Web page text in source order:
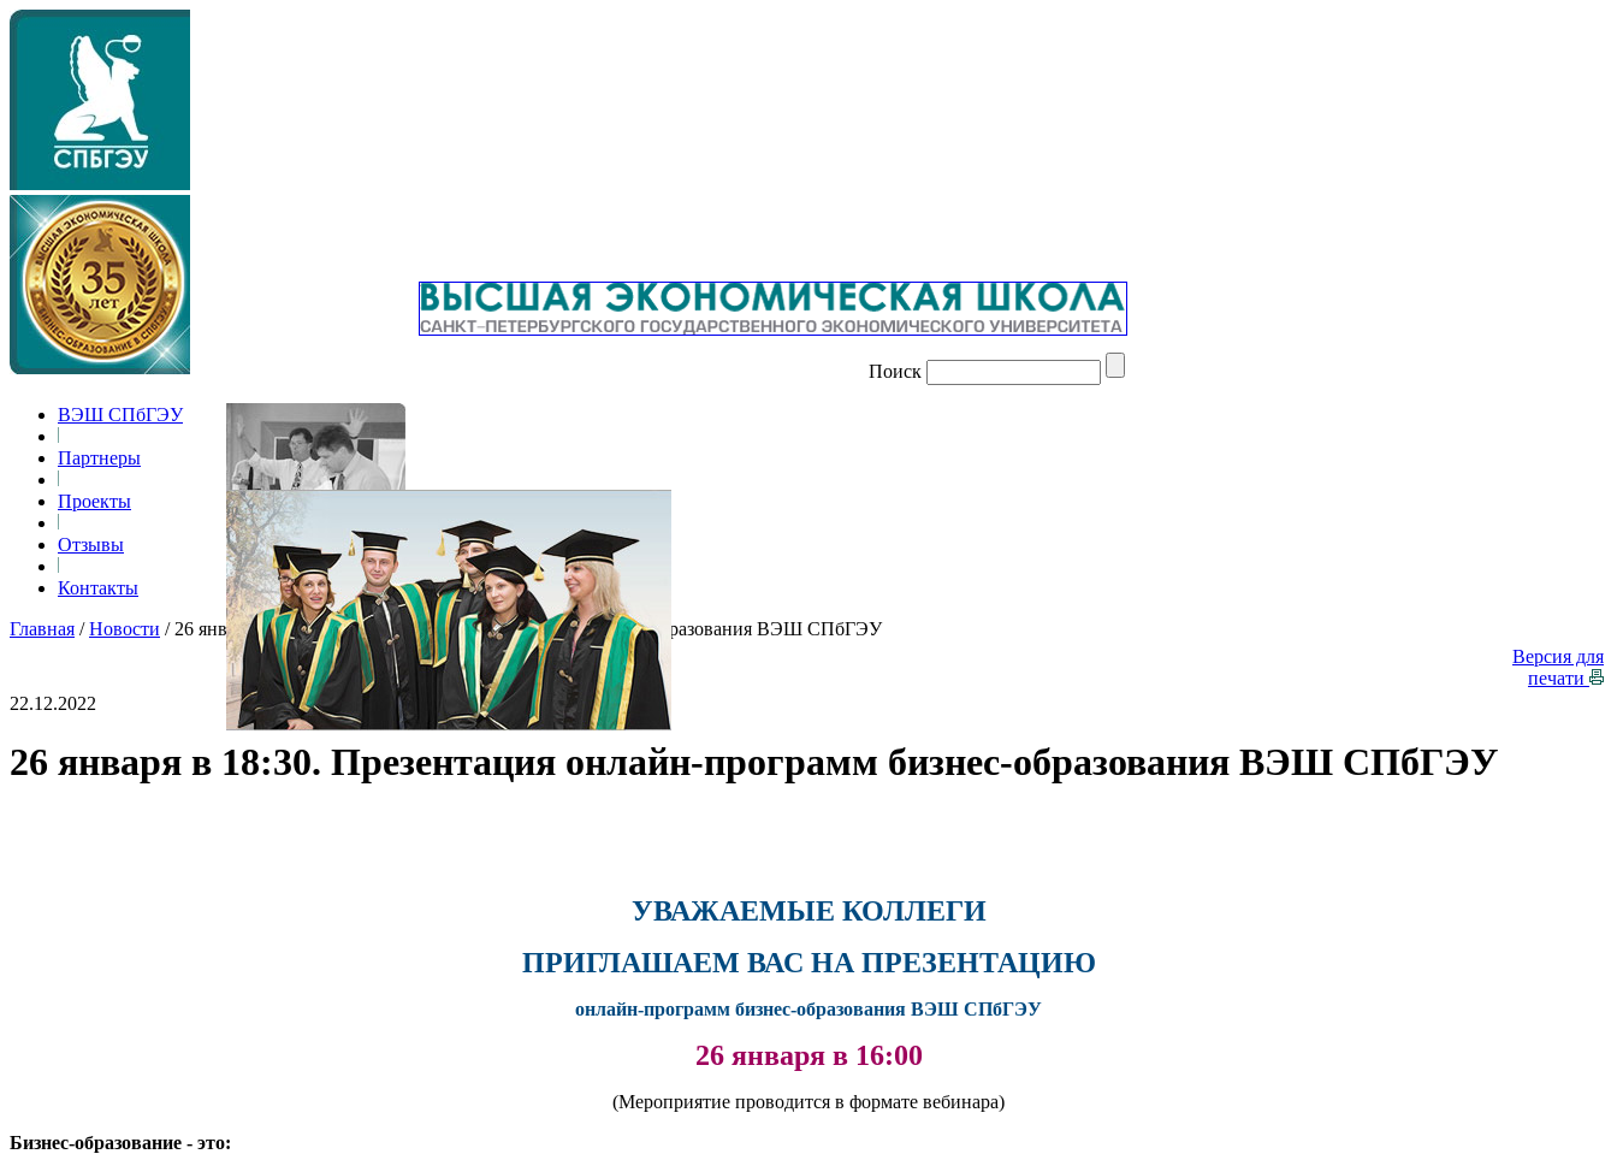
Поиск
ВЭШ СПбГЭУ
Партнеры
Проекты
Отзывы
Контакты
Главная /Новости / 26 января в 18:30. Презентация онлайн-программ бизнес-образования ВЭШ СПбГЭУ
Версия для
печати
22.12.2022
26 января в 18:30. Презентация онлайн-программ бизнес-образования ВЭШ СПбГЭУ
УВАЖАЕМЫЕ КОЛЛЕГИ
ПРИГЛАШАЕМ ВАС НА ПРЕЗЕНТАЦИЮ
онлайн-программ бизнес-образования ВЭШ СПбГЭУ
26 января в 16:00
(Мероприятие проводится в формате вебинара)
Бизнес-образование - это: